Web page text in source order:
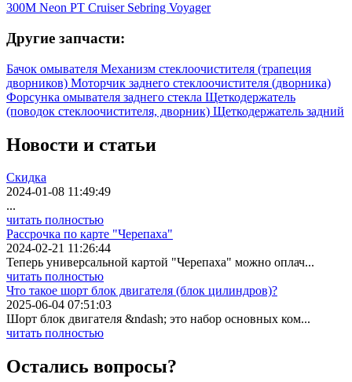
300M Neon PT Cruiser Sebring Voyager
Другие запчасти:
Бачок омывателя Механизм стеклоочистителя (трапеция
дворников) Моторчик заднего стеклоочистителя (дворника)
Форсунка омывателя заднего стекла Щеткодержатель
(поводок стеклоочистителя, дворник) Щеткодержатель задний
Новости и статьи
Скидка
2024-01-08 11:49:49
...
читать полностью
Рассрочка по карте "Черепаха"
2024-02-21 11:26:44
Теперь универсальной картой "Черепаха" можно оплач...
читать полностью
Что такое шорт блок двигателя (блок цилиндров)?
2025-06-04 07:51:03
Шорт блок двигателя &ndash; это набор основных ком...
читать полностью
Остались вопросы?